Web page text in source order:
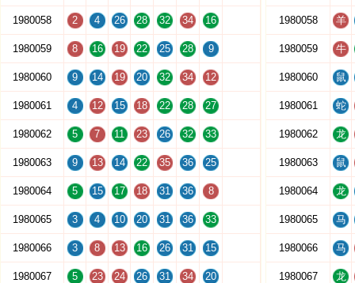
1980058 2 4 26 28 32 34 16
1980059 8 16 19 22 25 28 9
1980060 9 14 19 20 32 34 12
1980061 4 12 15 18 22 28 27
1980062 5 7 11 23 26 32 33
1980063 9 13 14 22 35 36 25
1980064 5 15 17 18 31 36 8
1980065 3 4 10 20 31 36 33
1980066 3 8 13 16 26 31 15
1980067 5 23 24 26 31 34 20
1980058 羊
1980059 牛
1980060 鼠
1980061 蛇
1980062 龙
1980063 鼠
1980064 龙
1980065 马
1980066 马
1980067 龙